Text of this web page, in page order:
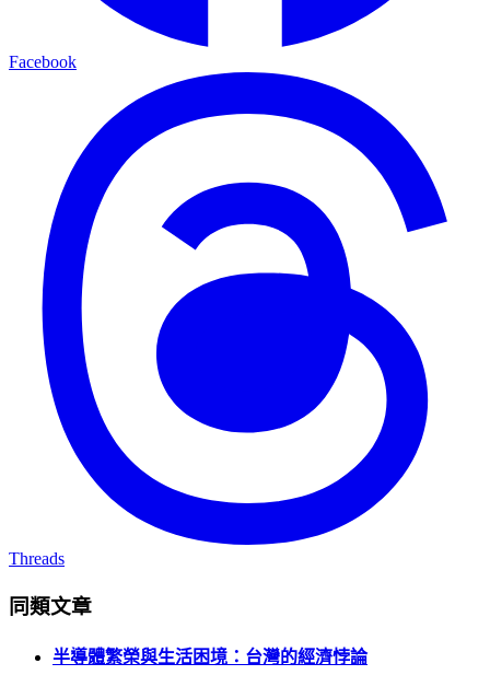
Facebook
Threads
同類文章
半導體繁榮與生活困境：台灣的經濟悖論